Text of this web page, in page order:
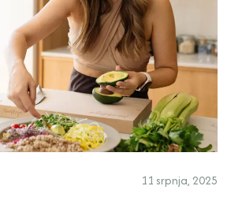
11 srpnja, 2025